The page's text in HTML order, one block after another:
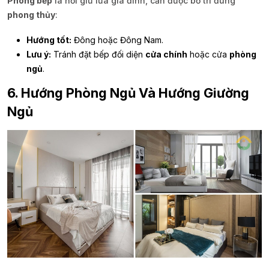
phong thủy:
Hướng tốt: Đông hoặc Đông Nam.
Lưu ý: Tránh đặt bếp đối diện cửa chính hoặc cửa phòng
ngủ.
6. Hướng Phòng Ngủ Và Hướng Giường
Ngủ